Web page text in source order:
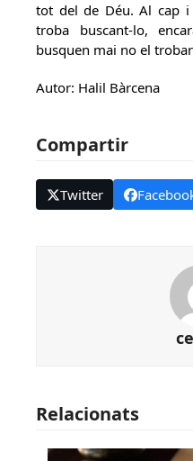
tot del de Déu. Al cap i
troba buscant-lo,
busquen mai no el
Autor: Halil Bàrcena
Compartir
Twitter
Relacionats